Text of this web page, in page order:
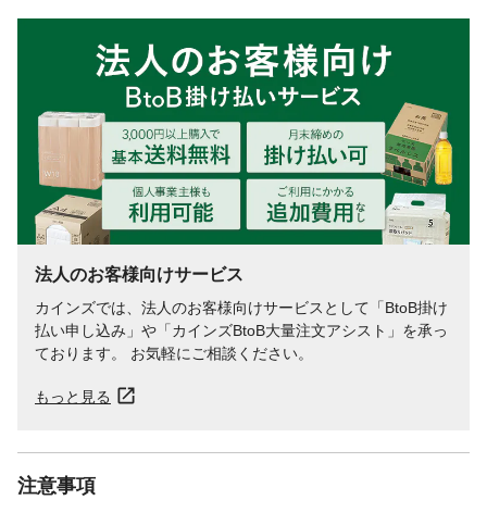
法人のお客様向けサービス
カインズでは、法人のお客様向けサービスとして「BtoB掛け
払い申し込み」や「カインズBtoB大量注文アシスト」を承っ
ております。 お気軽にご相談ください。
もっと見る
注意事項